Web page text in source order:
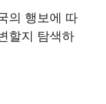
의 행보에 따
할지 탐색하